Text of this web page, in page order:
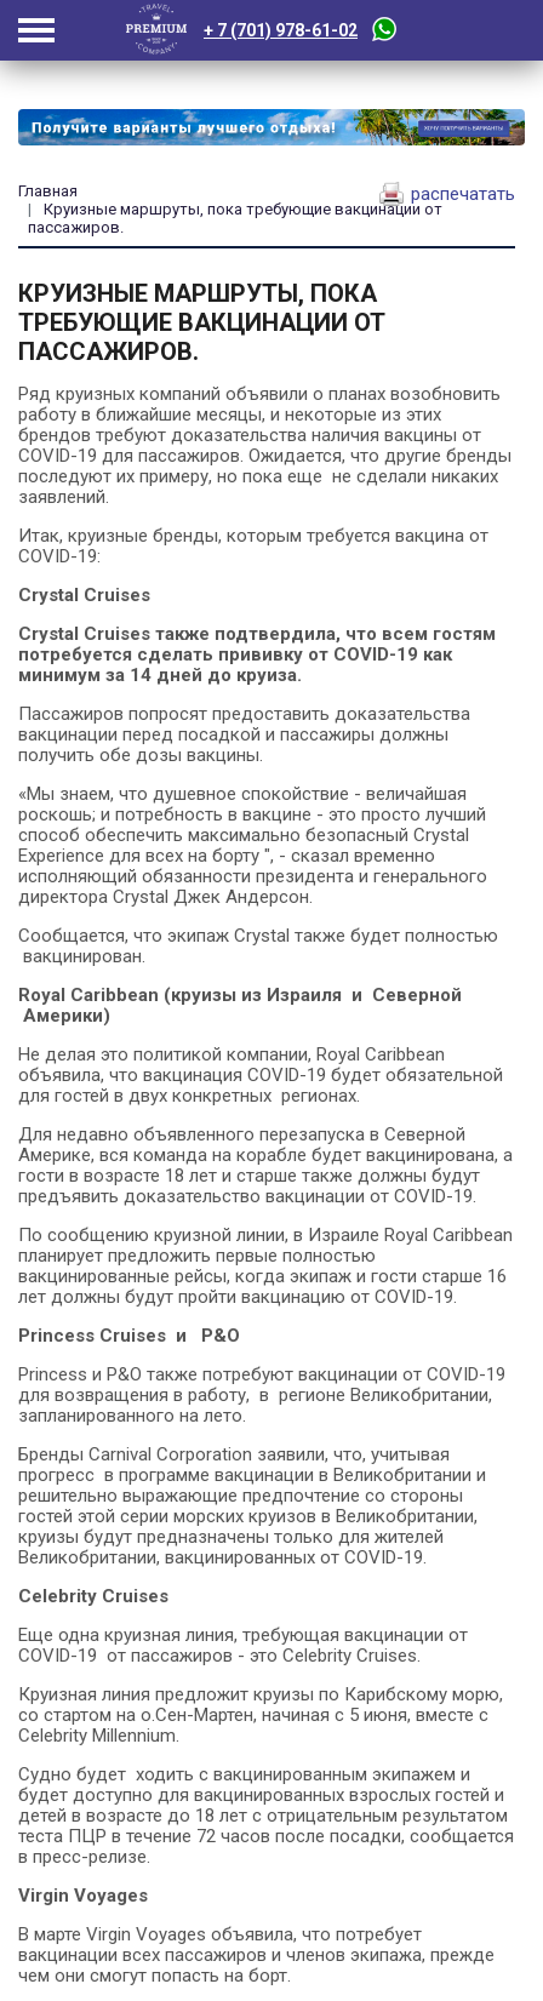
+ 7 (701) 978-61-02
Главная
Круизные маршруты, пока требующие вакцинации от
пассажиров.
распечатать
КРУИЗНЫЕ МАРШРУТЫ, ПОКА
ТРЕБУЮЩИЕ ВАКЦИНАЦИИ ОТ
ПАССАЖИРОВ.
Ряд круизных компаний объявили о планах возобновить
работу в ближайшие месяцы, и некоторые из этих
брендов требуют доказательства наличия вакцины от
COVID-19 для пассажиров. Ожидается, что другие бренды
последуют их примеру, но пока еще не сделали никаких
заявлений.
Итак, круизные бренды, которым требуется вакцина от
COVID-19:
Crystal Cruises
Crystal Cruises также подтвердила, что всем гостям
потребуется сделать прививку от COVID-19 как
минимум за 14 дней до круиза.
Пассажиров попросят предоставить доказательства
вакцинации перед посадкой и пассажиры должны
получить обе дозы вакцины.
«Мы знаем, что душевное спокойствие - величайшая
роскошь; и потребность в вакцине - это просто лучший
способ обеспечить максимально безопасный Crystal
Experience для всех на борту ", - сказал временно
исполняющий обязанности президента и генерального
директора Crystal Джек Андерсон.
Сообщается, что экипаж Crystal также будет полностью
вакцинирован.
Royal Caribbean (круизы из Израиля и Северной
Америки)
Не делая это политикой компании, Royal Caribbean
объявила, что вакцинация COVID-19 будет обязательной
для гостей в двух конкретных регионах.
Для недавно объявленного перезапуска в Северной
Америке, вся команда на корабле будет вакцинирована, а
гости в возрасте 18 лет и старше также должны будут
предъявить доказательство вакцинации от COVID-19.
По сообщению круизной линии, в Израиле Royal Caribbean
планирует предложить первые полностью
вакцинированные рейсы, когда экипаж и гости старше 16
лет должны будут пройти вакцинацию от COVID-19.
Princess Cruises и P&O
Princess и P&O также потребуют вакцинации от COVID-19
для возвращения в работу, в регионе Великобритании,
запланированного на лето.
Бренды Carnival Corporation заявили, что, учитывая
прогресс в программе вакцинации в Великобритании и
решительно выражающие предпочтение со стороны
гостей этой серии морских круизов в Великобритании,
круизы будут предназначены только для жителей
Великобритании, вакцинированных от COVID-19.
Celebrity Cruises
Еще одна круизная линия, требующая вакцинации от
COVID-19 от пассажиров - это Celebrity Cruises.
Круизная линия предложит круизы по Карибскому морю,
со стартом на о.Сен-Мартен, начиная с 5 июня, вместе с
Celebrity Millennium.
Судно будет ходить с вакцинированным экипажем и
будет доступно для вакцинированных взрослых гостей и
детей в возрасте до 18 лет с отрицательным результатом
теста ПЦР в течение 72 часов после посадки, сообщается
в пресс-релизе.
Virgin Voyages
В марте Virgin Voyages объявила, что потребует
вакцинации всех пассажиров и членов экипажа, прежде
чем они смогут попасть на борт.